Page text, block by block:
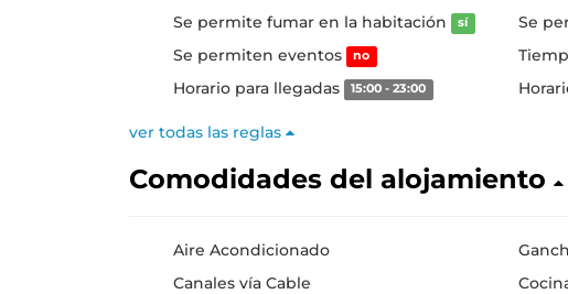
Se permite fumar en la habitación sí Se
Se permiten eventos no
Horario para llegadas 15:00 - 23:00
ver todas las reglas
Comodidades del alojamiento
Aire Acondicionado
Canales vía Cable